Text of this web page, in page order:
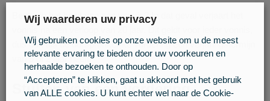
Bent u in het bezit van een vonnis? In dat geval verjaart het
dus ook als de oorspronkelijke vordering een verjaringstermijn
van 5 of 2 jaar heeft.
Stuiten van een vordering
Wij waarderen uw privacy
Wij gebruiken cookies op onze website om u de meest
relevante ervaring te bieden door uw voorkeuren en
herhaalde bezoeken te onthouden. Door op
“Accepteren” te klikken, gaat u akkoord met het gebruik
van ALLE cookies. U kunt echter wel naar de Cookie-